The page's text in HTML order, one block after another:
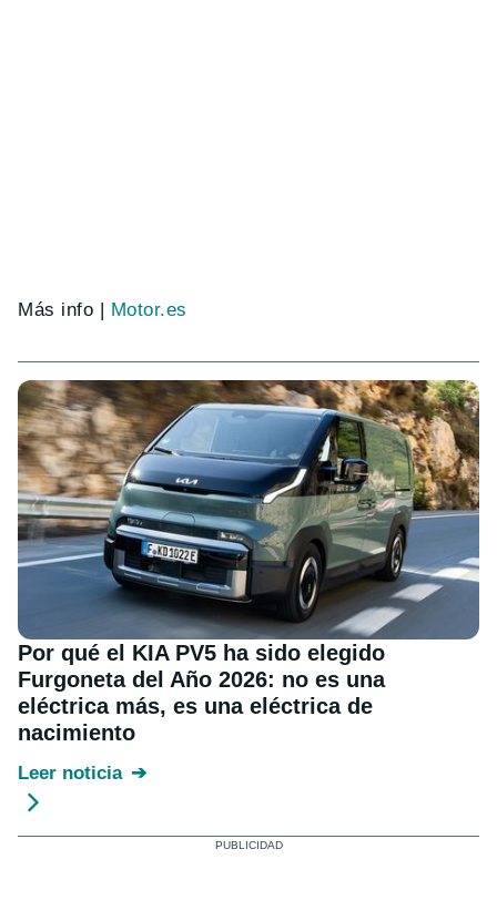
Más info | Motor.es
Por qué el KIA PV5 ha sido elegido
Furgoneta del Año 2026: no es una
eléctrica más, es una eléctrica de
nacimiento
Leer noticia